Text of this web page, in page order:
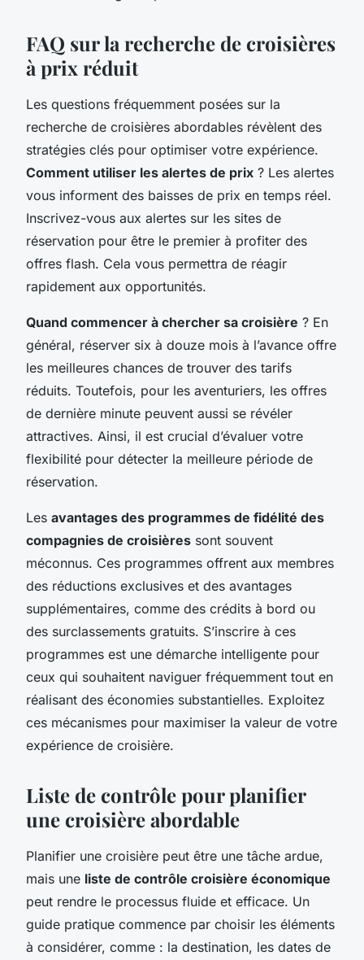
FAQ sur la recherche de croisières
à prix réduit
Les questions fréquemment posées sur la
recherche de croisières abordables révèlent des
stratégies clés pour optimiser votre expérience.
Comment utiliser les alertes de prix ? Les alertes
vous informent des baisses de prix en temps réel.
Inscrivez-vous aux alertes sur les sites de
réservation pour être le premier à profiter des
offres flash. Cela vous permettra de réagir
rapidement aux opportunités.
Quand commencer à chercher sa croisière ? En
général, réserver six à douze mois à l’avance offre
les meilleures chances de trouver des tarifs
réduits. Toutefois, pour les aventuriers, les offres
de dernière minute peuvent aussi se révéler
attractives. Ainsi, il est crucial d’évaluer votre
flexibilité pour détecter la meilleure période de
réservation.
Les avantages des programmes de fidélité des
compagnies de croisières sont souvent
méconnus. Ces programmes offrent aux membres
des réductions exclusives et des avantages
supplémentaires, comme des crédits à bord ou
des surclassements gratuits. S’inscrire à ces
programmes est une démarche intelligente pour
ceux qui souhaitent naviguer fréquemment tout en
réalisant des économies substantielles. Exploitez
ces mécanismes pour maximiser la valeur de votre
expérience de croisière.
Liste de contrôle pour planifier
une croisière abordable
Planifier une croisière peut être une tâche ardue,
mais une liste de contrôle croisière économique
peut rendre le processus fluide et efficace. Un
guide pratique commence par choisir les éléments
à considérer, comme : la destination, les dates de